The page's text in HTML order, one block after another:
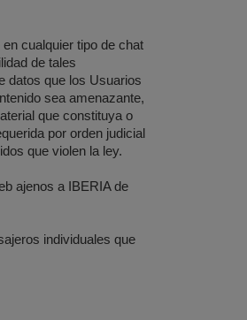
cualquier tipo de chat
de tales
datos que los Usuarios
sea amenazante,
que constituya o
por orden judicial
que violen la ley.
ajenos a IBERIA de
individuales que